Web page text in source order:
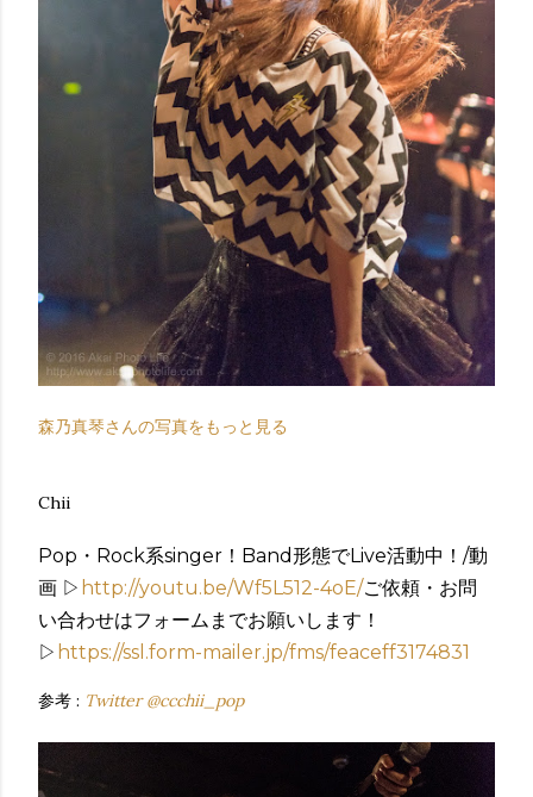
森乃真琴さんの写真をもっと見る
Chii
Pop・Rock系singer！Band形態でLive活動中！/動
画 ▷ http://youtu.be/Wf5L512-4oE/ご依頼・お問
い合わせはフォームまでお願いします！
▷ https://ssl.form-mailer.jp/fms/feaceff3174831
参考 : Twitter @ccchii_pop